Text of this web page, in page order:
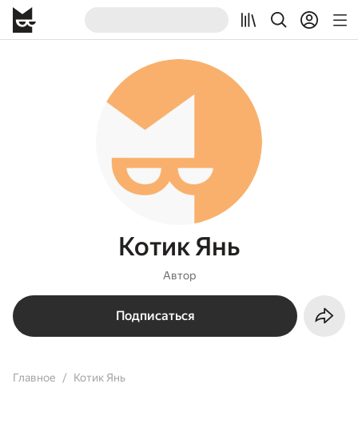
Котик Янь
Автор
Подписаться
Главное Котик Янь